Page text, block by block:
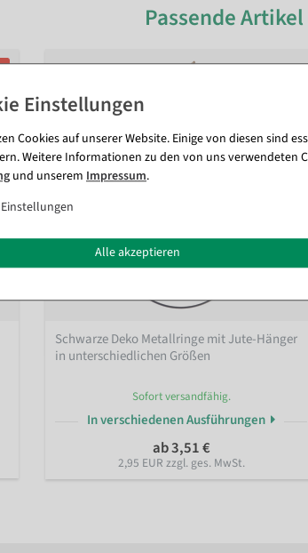
Passende
Schwarze Deko Metallringe mit Jute-Hänger
in unterschiedlichen Größen
Sofort versandfähig.
In verschiedenen Ausführungen
ab 3,51 €
2,95 EUR zzgl. ges. MwSt.
Cookies auf unserer Website. Einige von diesen sind
Weitere Informationen zu den von uns verwendeten
und unserem Impressum.
Alle akzeptieren